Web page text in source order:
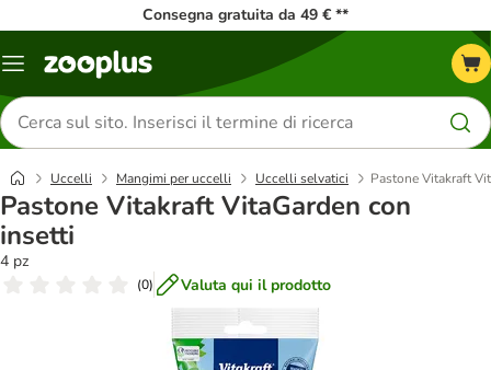
Consegna gratuita da 49 € **
Overview
Cerca
prodotti
Uccelli Mangimi per uccelli Uccelli selvatici Pastone Vitakraft
Pastone Vitakraft VitaGarden con
insetti
4 pz
(0) Valuta qui il prodotto